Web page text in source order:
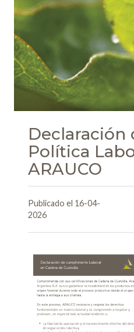
Declaración
Política
ARAUCO
Publicado el 16-04-
2026